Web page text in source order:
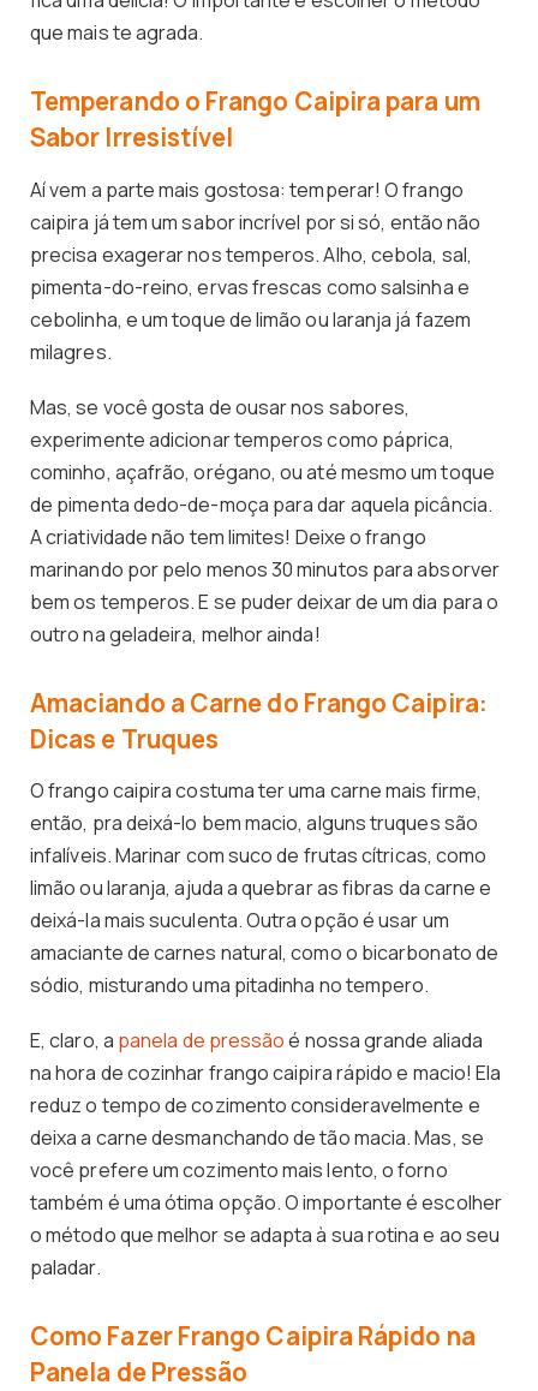
que mais te agrada.
Temperando o Frango Caipira para um
Sabor Irresistível
Aí vem a parte mais gostosa: temperar! O frango
caipira já tem um sabor incrível por si só, então não
precisa exagerar nos temperos. Alho, cebola, sal,
pimenta-do-reino, ervas frescas como salsinha e
cebolinha, e um toque de limão ou laranja já fazem
milagres.
Mas, se você gosta de ousar nos sabores,
experimente adicionar temperos como páprica,
cominho, açafrão, orégano, ou até mesmo um toque
de pimenta dedo-de-moça para dar aquela picância.
A criatividade não tem limites! Deixe o frango
marinando por pelo menos 30 minutos para absorver
bem os temperos. E se puder deixar de um dia para o
outro na geladeira, melhor ainda!
Amaciando a Carne do Frango Caipira:
Dicas e Truques
O frango caipira costuma ter uma carne mais firme,
então, pra deixá-lo bem macio, alguns truques são
infalíveis. Marinar com suco de frutas cítricas, como
limão ou laranja, ajuda a quebrar as fibras da carne e
deixá-la mais suculenta. Outra opção é usar um
amaciante de carnes natural, como o bicarbonato de
sódio, misturando uma pitadinha no tempero.
E, claro, a panela de pressãoé nossa grande aliada
na hora de cozinhar frango caipira rápido e macio! Ela
reduz o tempo de cozimento consideravelmente e
deixa a carne desmanchando de tão macia. Mas, se
você prefere um cozimento mais lento, o forno
também é uma ótima opção. O importante é escolher
o método que melhor se adapta à sua rotina e ao seu
paladar.
Como Fazer Frango Caipira Rápido na
Panela de Pressão